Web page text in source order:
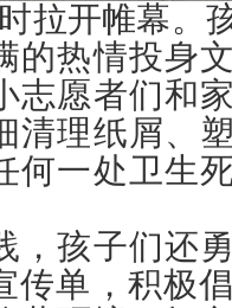
开帷幕。
的热情投身
志愿者们和
清理纸屑、
何一处卫生
孩子们还勇
传单，积极